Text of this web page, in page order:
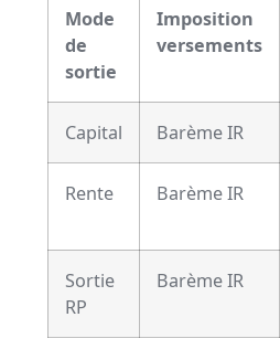
Mode
de
sortie
Imposition
versements
Capital Barème IR
Rente Barème IR
Sortie
RP
Barème IR